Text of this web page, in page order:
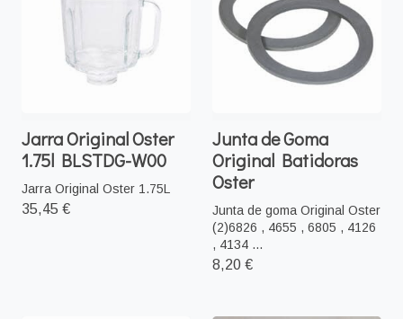
Jarra Original Oster
1.75l BLSTDG-W00
Jarra Original Oster 1.75L
35,45 €
Junta de Goma
Original Batidoras
Oster
Junta de goma Original Oster
(2)6826 , 4655 , 6805 , 4126
, 4134 ...
8,20 €